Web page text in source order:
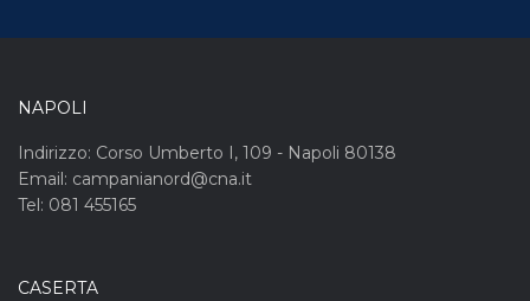
NAPOLI
Indirizzo: Corso Umberto I, 109 - Napoli 80138
Email: campanianord@cna.it
Tel: 081 455165
CASERTA